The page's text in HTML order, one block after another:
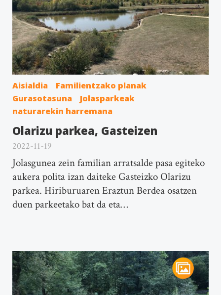
Aisialdia
Familientzako planak
Gurasotasuna
Jolasparkeak
naturarekin harremana
Olarizu parkea, Gasteizen
2022-11-19
Jolasgunea zein familian arratsalde pasa egiteko
aukera polita izan daiteke Gasteizko Olarizu
parkea. Hiriburuaren Eraztun Berdea osatzen
duen parkeetako bat da eta…